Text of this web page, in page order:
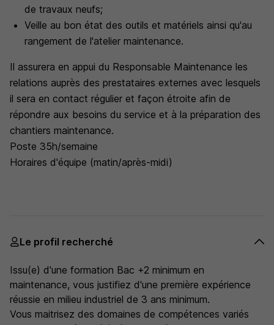
de travaux neufs;
Veille au bon état des outils et matériels ainsi qu'au
rangement de l'atelier maintenance.
Il assurera en appui du Responsable Maintenance les
relations auprès des prestataires externes avec lesquels
il sera en contact régulier et façon étroite afin de
répondre aux besoins du service et à la préparation des
chantiers maintenance.
Poste 35h/semaine
Horaires d'équipe (matin/après-midi)
Le profil recherché
Issu(e) d'une formation Bac +2 minimum en
maintenance, vous justifiez d'une première expérience
réussie en milieu industriel de 3 ans minimum.
Vous maitrisez des domaines de compétences variés